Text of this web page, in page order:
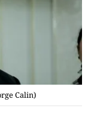
Calin)